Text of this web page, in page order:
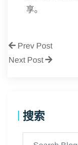
享。
Prev Post
Next Post
搜索